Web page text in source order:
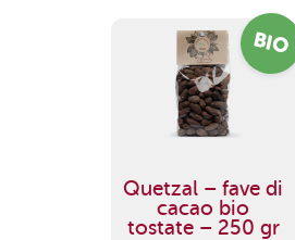
BIO
Quetzal – fave di
cacao bio
tostate – 250 gr